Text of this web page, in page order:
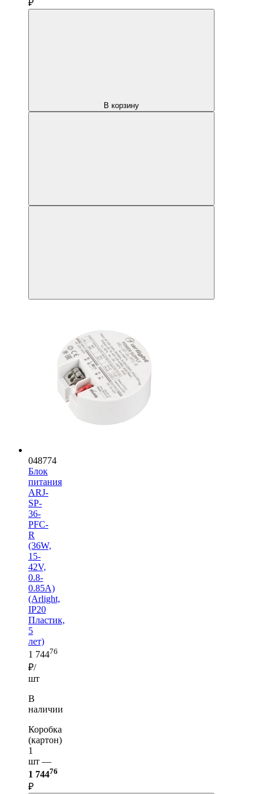
₽
В корзину
048774
Блок
питания
ARJ-
SP-
36-
PFC-
R
(36W,
15-
42V,
0.8-
0.85A)
(Arlight,
IP20
Пластик,
5
лет)
1 74476
₽/
шт
В
наличии
Коробка
(картон)
1
шт —
1 74476
₽